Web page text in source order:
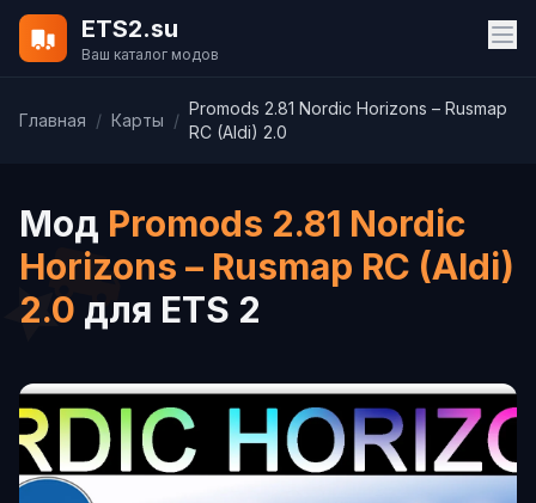
ETS2.su
Ваш каталог модов
Главная / Карты /
Promods 2.81 Nordic Horizons – Rusmap
RC (Aldi) 2.0
Мод Promods 2.81 Nordic
Horizons – Rusmap RC (Aldi)
2.0 для ETS 2